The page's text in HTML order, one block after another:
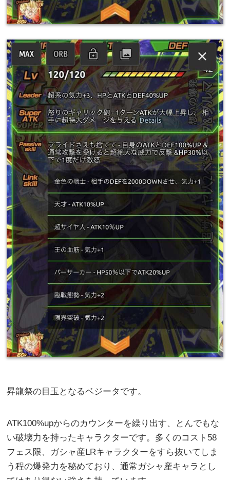
昇龍祭の目玉となるベジータです。
ATK100%upからのカウンターを繰り出す、とんでもな
い破壊力を持ったキャラクターです。多くのコスト58
フェス限、ガシャ産LRキャラクターをすら抜いてしま
う程の爆発力を秘めており、通常ガシャ産キャラとし